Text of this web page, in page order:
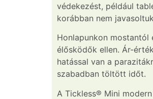
védekezést, például
korábban nem
Honlapunkon mostantól
élősködők ellen. Ár-
hatással van a
szabadban töltött időt.
A Tickless® Mini